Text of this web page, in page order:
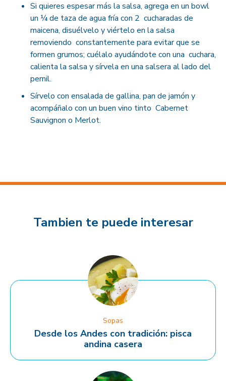
Si quieres espesar más la salsa, agrega en un bowl
un ¼ de taza de agua fría con 2 cucharadas de
maicena, disuélvelo y viértelo en la salsa
removiendo constantemente para evitar que se
formen grumos; cuélalo ayudándote con una cuchara,
calienta la salsa y sírvela en una salsera al lado del
pernil.
Sírvelo con ensalada de gallina, pan de jamón y
acompáñalo con un buen vino tinto Cabernet
Sauvignon o Merlot.
Tambien te puede interesar
Sopas
Desde los Andes con tradición: pisca
andina casera